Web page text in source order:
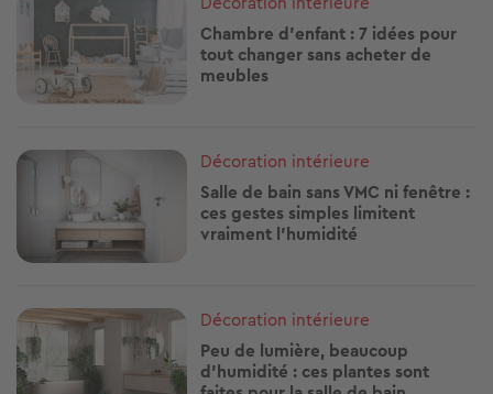
Chambre d’enfant : 7 idées pour
tout changer sans acheter de
meubles
Image
Décoration intérieure
Salle de bain sans VMC ni fenêtre :
ces gestes simples limitent
vraiment l’humidité
Image
Décoration intérieure
Peu de lumière, beaucoup
d’humidité : ces plantes sont